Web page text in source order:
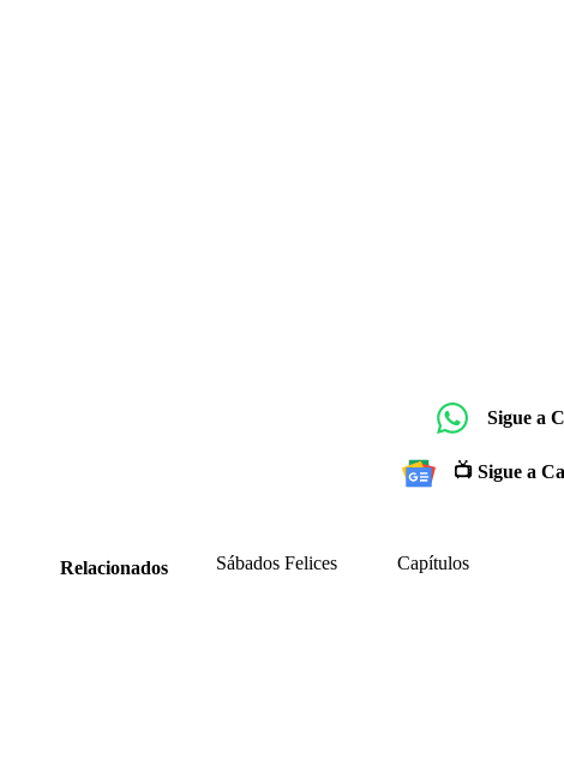
Sigue a
📺 Sigue a
Relacionados Sábados Felices Capítulos